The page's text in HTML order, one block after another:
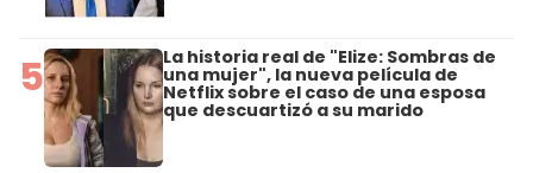
5 La historia real de "Elize: Sombras de
una mujer", la nueva película de
Netflix sobre el caso de una esposa
que descuartizó a su marido